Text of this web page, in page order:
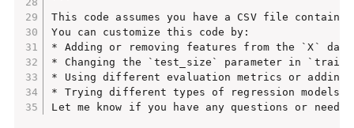
This code assumes you have a CSV file
You can customize this code by:
* Adding or removing features from the `X`
* Changing the `test_size` parameter in
* Using different evaluation metrics or adding
* Trying different types of regression
Let me know if you have any questions or need